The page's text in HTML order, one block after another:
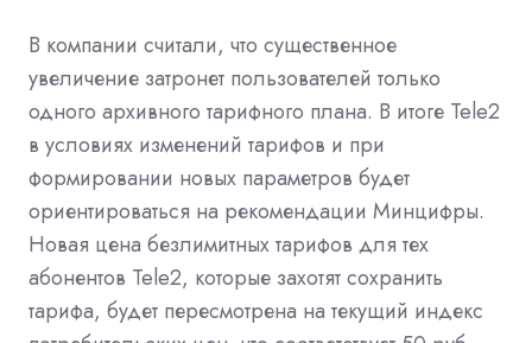
В компании считали, что существенное
увеличение затронет пользователей только
одного архивного тарифного плана. В итоге Tele2
в условиях изменений тарифов и при
формировании новых параметров будет
ориентироваться на рекомендации Минцифры.
Новая цена безлимитных тарифов для тех
абонентов Tele2, которые захотят сохранить
тарифа, будет пересмотрена на текущий индекс